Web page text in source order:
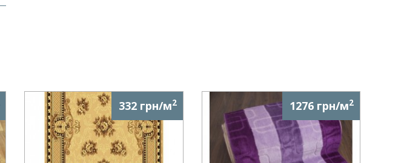
332 грн/м2 1276 грн/м2